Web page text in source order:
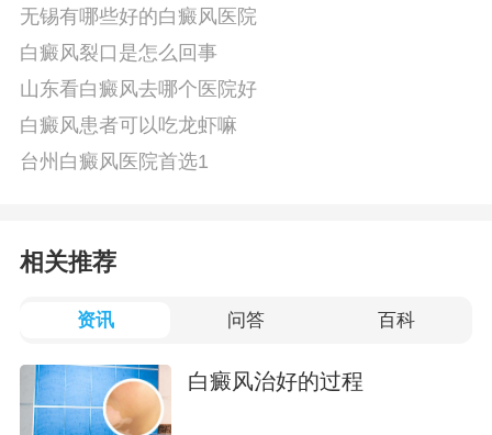
无锡有哪些好的白癜风医院
白癜风裂口是怎么回事
山东看白癜风去哪个医院好
白癜风患者可以吃龙虾嘛
台州白癜风医院首选1
相关推荐
资讯 问答 百科
白癜风治好的过程